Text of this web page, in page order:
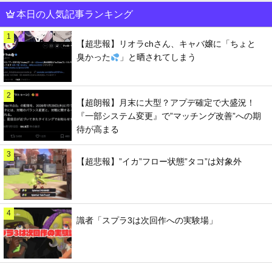
本日の人気記事ランキング
1
【超悲報】リオラchさん、キャバ嬢に「ちょと
臭かった
」と晒されてしまう
2
【超朗報】月末に大型？アプデ確定で大盛況！
『一部システム変更』で”マッチング改善”への期
待が高まる
3
【超悲報】”イカ”フロー状態”タコ”は対象外
4
識者「スプラ3は次回作への実験場」